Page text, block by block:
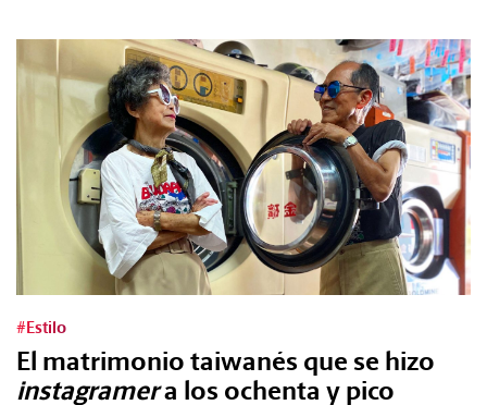
#Estilo
El matrimonio taiwanés que se hizo
instagramera los ochenta y pico